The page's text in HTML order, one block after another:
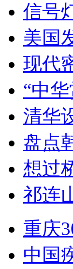
信号
美国
现代
“中
清华
盘点
想过
祁连
重庆
中国